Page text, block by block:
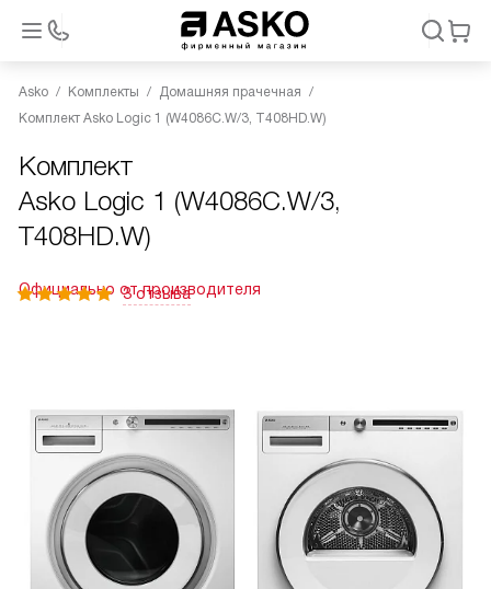
Asko Комплекты
Домашняя прачечная
Комплект Asko Logic 1 (W4086C.W/3, T408HD.W)
Комплект
Asko Logic 1 (W4086C.W/3,
T408HD.W)
Официально от производителя
3 отзыва